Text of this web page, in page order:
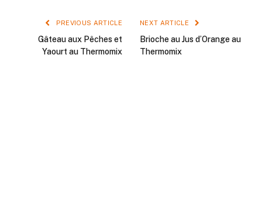
PREVIOUS ARTICLE
Gâteau aux Pêches et
Yaourt au Thermomix
NEXT ARTICLE
Brioche au Jus d’Orange au
Thermomix